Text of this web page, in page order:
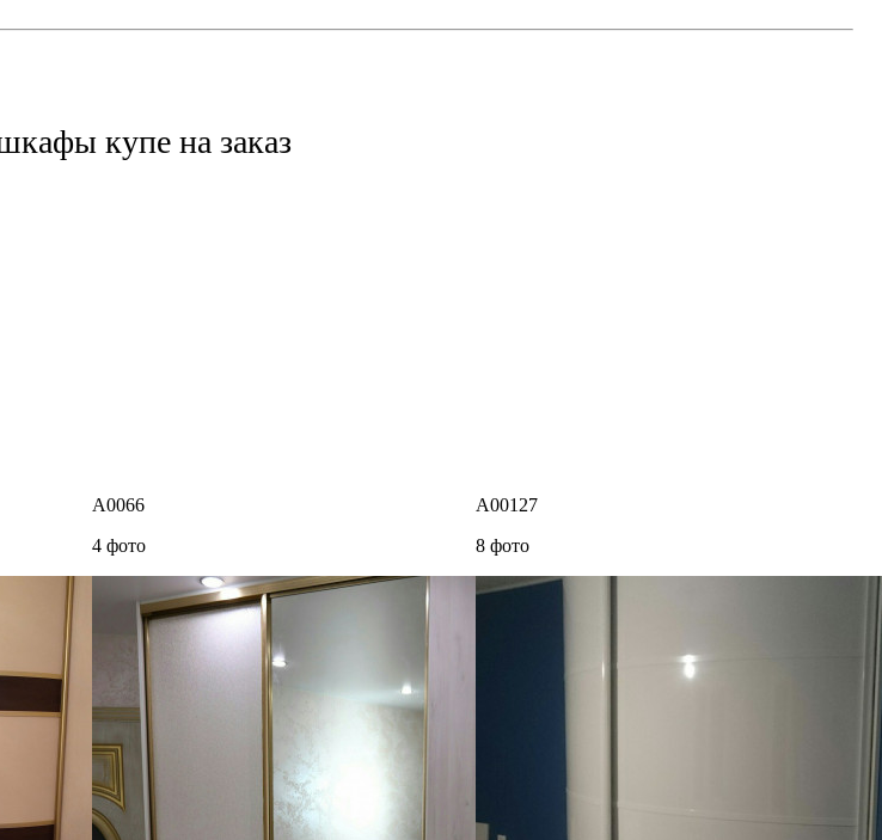
купе на заказ
A0066
4 фото
A00127
8 фото